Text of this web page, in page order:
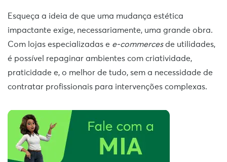
Esqueça a ideia de que uma mudança estética
impactante exige, necessariamente, uma grande obra.
Com lojas especializadas e e-commercesde utilidades,
é possível repaginar ambientes com criatividade,
praticidade e, o melhor de tudo, sem a necessidade de
contratar profissionais para intervenções complexas.